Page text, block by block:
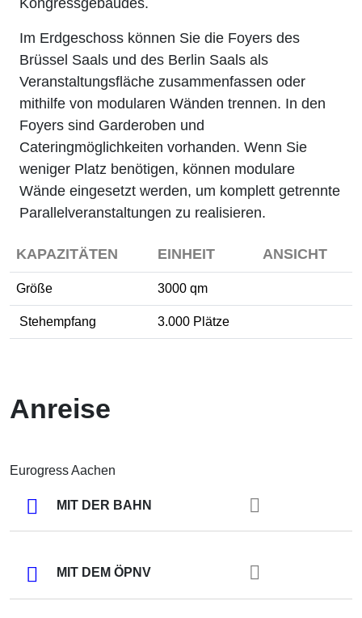
Kongressgebäudes.
Im Erdgeschoss können Sie die Foyers des
Brüssel Saals und des Berlin Saals als
Veranstaltungsfläche zusammenfassen oder
mithilfe von modularen Wänden trennen. In den
Foyers sind Garderoben und
Cateringmöglichkeiten vorhanden. Wenn Sie
weniger Platz benötigen, können modulare
Wände eingesetzt werden, um komplett getrennte
Parallelveranstaltungen zu realisieren.
KAPAZITÄTEN EINHEIT ANSICHT
Größe 3000 qm
Stehempfang 3.000 Plätze
Anreise
Eurogress Aachen
MIT DER BAHN
MIT DEM ÖPNV